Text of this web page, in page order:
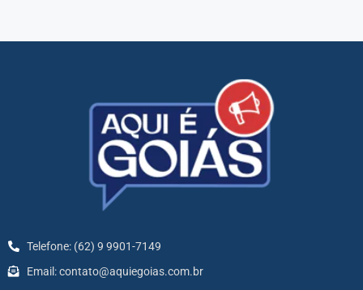
Telefone: (62) 9 9901-7149
Email: contato@aquiegoias.com.br